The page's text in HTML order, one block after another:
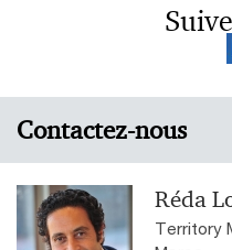
Contactez-nous
Réda
Territory